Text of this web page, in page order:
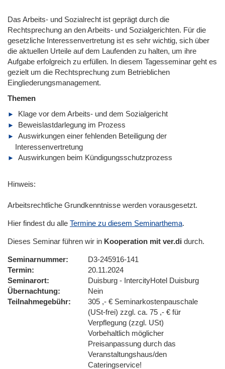
Das Arbeits- und Sozialrecht ist geprägt durch die
Rechtsprechung an den Arbeits- und Sozialgerichten. Für die
gesetzliche Interessenvertretung ist es sehr wichtig, sich über
die aktuellen Urteile auf dem Laufenden zu halten, um ihre
Aufgabe erfolgreich zu erfüllen. In diesem Tagesseminar geht es
gezielt um die Rechtsprechung zum Betrieblichen
Eingliederungsmanagement.
Themen
Klage vor dem Arbeits- und dem Sozialgericht
Beweislastdarlegung im Prozess
Auswirkungen einer fehlenden Beteiligung der
Interessenvertretung
Auswirkungen beim Kündigungsschutzprozess
Hinweis:
Arbeitsrechtliche Grundkenntnisse werden vorausgesetzt.
Hier findest du alle Termine zu diesem Seminarthema.
Dieses Seminar führen wir in Kooperation mit ver.di durch.
Seminarnummer
D3-245916-141
Termin
20.11.2024
Seminarort
Duisburg - IntercityHotel Duisburg
Übernachtung
Nein
Teilnahmegebühr
305 ,- € Seminarkostenpauschale
(USt-frei) zzgl. ca. 75 ,- € für
Verpflegung (zzgl. USt)
Vorbehaltlich möglicher
Preisanpassung durch das
Veranstaltungshaus/den
Cateringservice!